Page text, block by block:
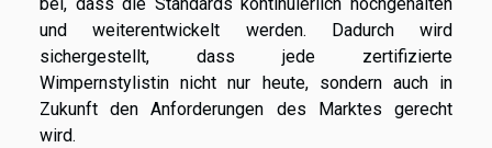
und weiterentwickelt werden. Dadurch wird
sichergestellt, dass jede zertifizierte
Wimpernstylistin nicht nur heute, sondern auch in
Zukunft den Anforderungen des Marktes gerecht
wird.